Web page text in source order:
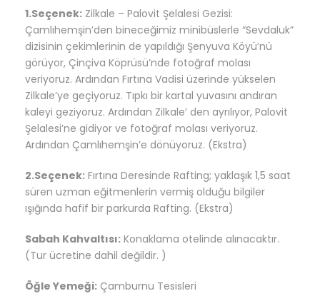
1.Seçenek: Zilkale – Palovit Şelalesi Gezisi:
Çamlıhemşin’den bineceğimiz minibüslerle “Sevdaluk”
dizisinin çekimlerinin de yapıldığı Şenyuva Köyü’nü
görüyor, Çinçiva Köprüsü’nde fotoğraf molası
veriyoruz. Ardından Fırtına Vadisi üzerinde yükselen
Zilkale’ye geçiyoruz. Tıpkı bir kartal yuvasını andıran
kaleyi geziyoruz. Ardından Zilkale’ den ayrılıyor, Palovit
Şelalesi’ne gidiyor ve fotoğraf molası veriyoruz.
Ardından Çamlıhemşin’e dönüyoruz. (Ekstra)
2.Seçenek: Fırtına Deresinde Rafting; yaklaşık 1,5 saat
süren uzman eğitmenlerin vermiş olduğu bilgiler
ışığında hafif bir parkurda Rafting. (Ekstra)
Sabah Kahvaltısı: Konaklama otelinde alınacaktır.
(Tur ücretine dahil değildir. )
Öğle Yemeği: Çamburnu Tesisleri